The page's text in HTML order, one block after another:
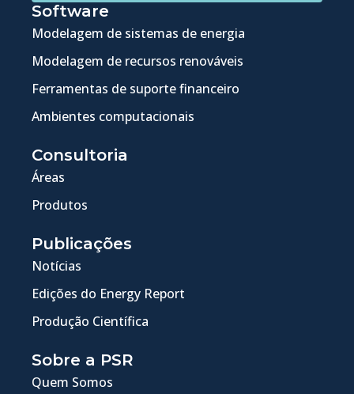
Software
Modelagem de sistemas de energia
Modelagem de recursos renováveis
Ferramentas de suporte financeiro
Ambientes computacionais
Consultoria
Áreas
Produtos
Publicações
Notícias
Edições do Energy Report
Produção Científica
Sobre a PSR
Quem Somos